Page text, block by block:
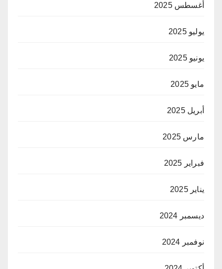
أغسطس 2025
يوليو 2025
يونيو 2025
مايو 2025
أبريل 2025
مارس 2025
فبراير 2025
يناير 2025
ديسمبر 2024
نوفمبر 2024